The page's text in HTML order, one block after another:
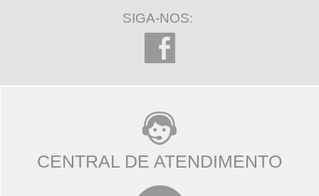
SIGA-NOS:
CENTRAL DE ATENDIMENTO